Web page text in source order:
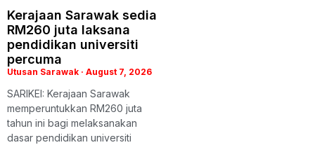
Kerajaan Sarawak sedia
RM260 juta laksana
pendidikan universiti
percuma
Utusan Sarawak August 7, 2026
SARIKEI: Kerajaan Sarawak
memperuntukkan RM260 juta
tahun ini bagi melaksanakan
dasar pendidikan universiti